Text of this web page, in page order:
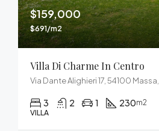
$159,000
$691/m2
Villa Di Charme In Centro
Via Dante Alighieri 17, 54100
3 2 1 230m2
VILLA